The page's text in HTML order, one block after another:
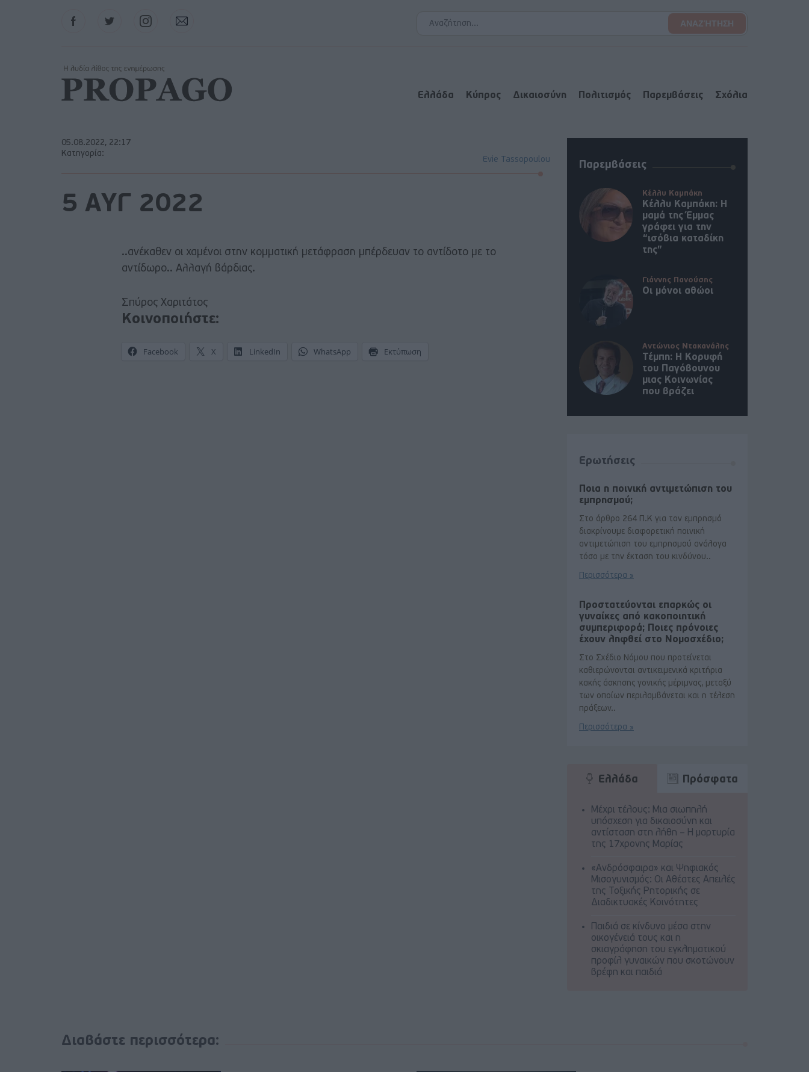
FacebookTwitter InstagramContact
Ελλάδα Κύπρος Δικαιοσύνη Πολιτισμός Παρεμβάσεις Σχόλια
05.08.2022, 22:17
Κατηγορία:
Evie Tassopoulou
5 ΑΥΓ 2022
..ανέκαθεν οι χαμένοι στην κομματική μετάφραση μπέρδευαν το αντίδοτο με το
αντίδωρο.. Αλλαγή βάρδιας.
Σπύρος Χαριτάτος
Κοινοποιήστε:
Facebook X LinkedIn WhatsApp Εκτύπωση
Παρεμβάσεις
Κέλλυ Καμπάκη
Κέλλυ Καμπάκη: Η
μαμά της Έμμας
γράφει για την
“ισόβια καταδίκη
της”
Γιάννης Πανούσης
Οι μόνοι αθώοι
Αντώνιος Ντακανάλης
Τέμπη: Η Κορυφή
του Παγόβουνου
μιας Κοινωνίας
που βράζει
Ερωτήσεις
Ποια η ποινική αντιμετώπιση του
εμπρησμού;
Στο άρθρο 264 Π.Κ για τον εμπρησμό
διακρίνουμε διαφορετική ποινική
αντιμετώπιση του εμπρησμού ανάλογα
τόσο με την έκταση του κινδύνου..
Περισσότερα »
Προστατεύονται επαρκώς οι
γυναίκες από κακοποιητική
συμπεριφορά; Ποιες πρόνοιες
έχουν ληφθεί στο Νομοσχέδιο;
Στο Σχέδιο Νόμου που προτείνεται
καθιερώνονται αντικειμενικά κριτήρια
κακής άσκησης γονικής μέριμνας, μεταξύ
των οποίων περιλαμβάνεται και η τέλεση
πράξεων..
Περισσότερα »
Ελλάδα Πρόσφατα
Μέχρι τέλους: Μια σιωπηλή
υπόσχεση για δικαιοσύνη και
αντίσταση στη λήθη – Η μαρτυρία
της 17χρονης Μαρίας
«Ανδρόσφαιρα» και Ψηφιακός
Μισογυνισμός: Οι Αθέατες Απειλές
της Τοξικής Ρητορικής σε
Διαδικτυακές Κοινότητες
Παιδιά σε κίνδυνο μέσα στην
οικογένειά τους και η
σκιαγράφηση του εγκληματικού
προφίλ γυναικών που σκοτώνουν
βρέφη και παιδιά
Διαβάστε περισσότερα: